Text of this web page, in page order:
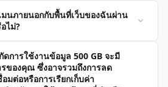
ารเข้ารหัส SSL สำหรับ MySQL ในปัจจุบัน
สามารถสร้างและจัดการผู้ใช้ฐานข้อมูล
ใน Plesk
นภายนอกกับพื้นที่เว็บของฉันผ่าน
ไม่?
มโดเมนใน Plesk คู่มือ: https://zap-
en/docs/webspace-adddomain
การใช้งานข้อมูล 500 GB จะมี
ของคุณ ซึ่งอาจรวมถึงการลด
มต่อหรือการเรียกเก็บค่า